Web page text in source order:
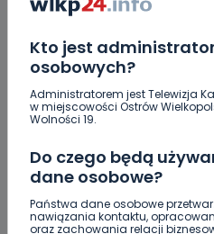
Kto jest
osobowych?
Administratorem jest Telewizja
w miejscowości Ostrów
Wolności 19.
Do czego będą
dane osobowe?
Państwa dane osobowe
nawiązania kontaktu,
oraz zachowania relacji
10.08.2026 11:08
Mocne
Centry…
10.08.2026 09:33
Służby…
10.08.2026 09:12